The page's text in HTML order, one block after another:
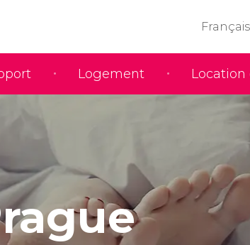
Logement Location
Français